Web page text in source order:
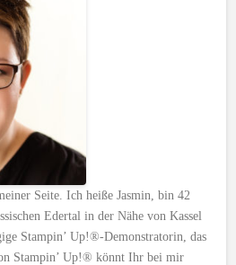
Seite. Ich heiße Jasmin, bin 42
Edertal in der Nähe von Kassel
Stampin’ Up!®-Demonstratorin, das
Stampin’ Up!® könnt Ihr bei mir